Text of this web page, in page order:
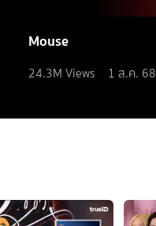
Mouse
24.3M Views 1 ส.ค. 68